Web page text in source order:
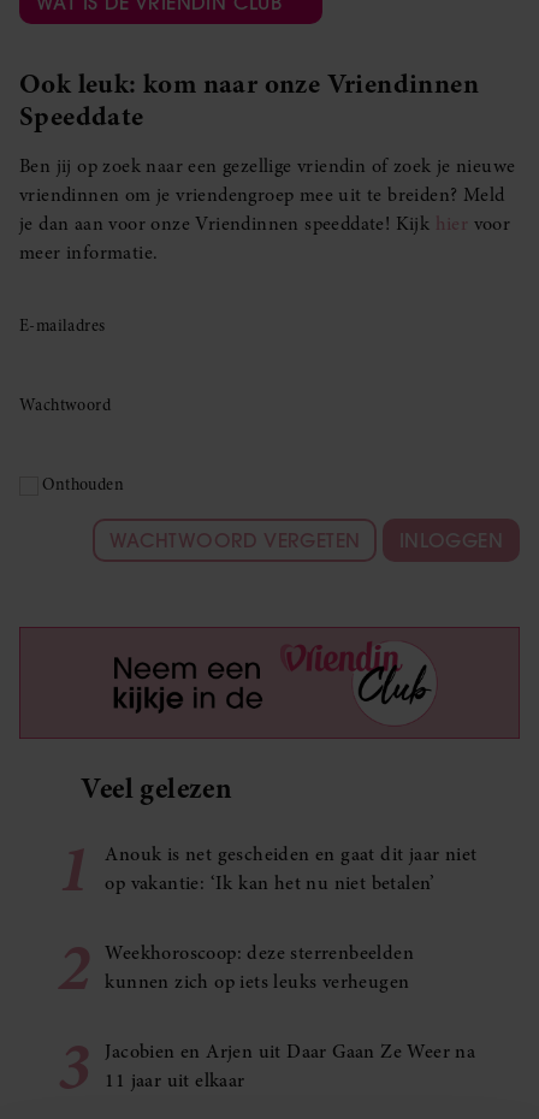
Ook leuk: kom naar onze Vriendinnen
Speeddate
Ben jij op zoek naar een gezellige vriendin of zoek je nieuwe
vriendinnen om je vriendengroep mee uit te breiden? Meld
je dan aan voor onze Vriendinnen speeddate! Kijk hier voor
meer informatie.
E-mailadres
Wachtwoord
Onthouden
WACHTWOORD VERGETEN INLOGGEN
Veel gelezen
1
Anouk is net gescheiden en gaat dit jaar niet
op vakantie: ‘Ik kan het nu niet betalen’
2
Weekhoroscoop: deze sterrenbeelden
kunnen zich op iets leuks verheugen
3
Jacobien en Arjen uit Daar Gaan Ze Weer na
11 jaar uit elkaar